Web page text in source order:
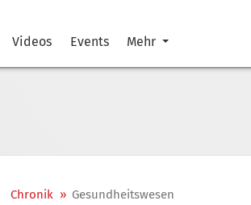
Videos Events Mehr
Chronik » Gesundheitswesen